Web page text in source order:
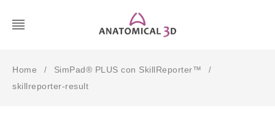
Home / SimPad® PLUS con SkillReporter™ /
skillreporter-result